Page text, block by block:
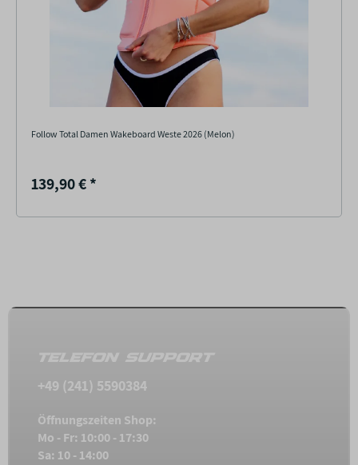
Follow Total Damen Wakeboard Weste 2026 (Melon)
139,90 €*
TELEFON SUPPORT
+49 (241) 5590384
Öffnungszeiten Shop:
Mo - Fr: 10:00 - 17:30
Sa: 10 - 14:00